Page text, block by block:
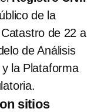
de la
de 22 a
de Análisis
la Plataforma
sitios